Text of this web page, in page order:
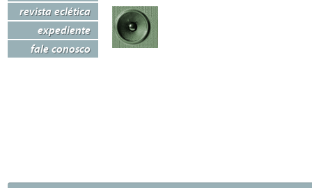
revista eclética
expediente
fale conosco